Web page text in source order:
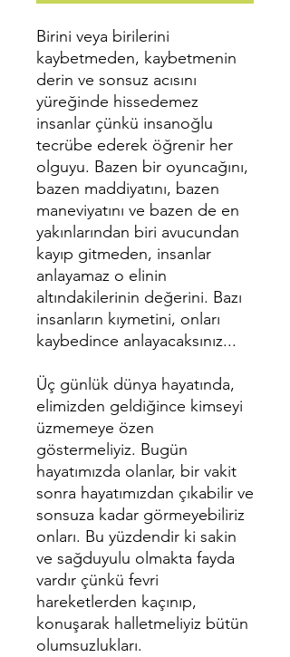
Birini veya birilerini
kaybetmeden, kaybetmenin
derin ve sonsuz acısını
yüreğinde hissedemez
insanlar çünkü insanoğlu
tecrübe ederek öğrenir her
olguyu. Bazen bir oyuncağını,
bazen maddiyatını, bazen
maneviyatını ve bazen de en
yakınlarından biri avucundan
kayıp gitmeden, insanlar
anlayamaz o elinin
altındakilerinin değerini. Bazı
insanların kıymetini, onları
kaybedince anlayacaksınız...
Üç günlük dünya hayatında,
elimizden geldiğince kimseyi
üzmemeye özen
göstermeliyiz. Bugün
hayatımızda olanlar, bir vakit
sonra hayatımızdan çıkabilir ve
sonsuza kadar görmeyebiliriz
onları. Bu yüzdendir ki sakin
ve sağduyulu olmakta fayda
vardır çünkü fevri
hareketlerden kaçınıp,
konuşarak halletmeliyiz bütün
olumsuzlukları.